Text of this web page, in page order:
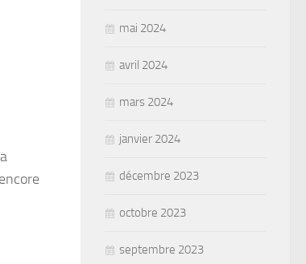
mai 2024
avril 2024
mars 2024
janvier 2024
décembre 2023
octobre 2023
septembre 2023